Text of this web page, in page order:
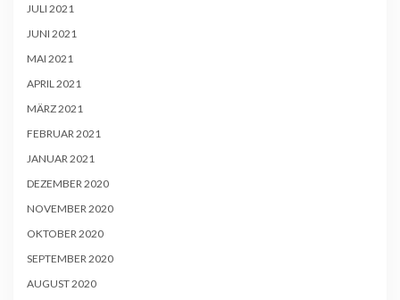
JULI 2021
JUNI 2021
MAI 2021
APRIL 2021
MÄRZ 2021
FEBRUAR 2021
JANUAR 2021
DEZEMBER 2020
NOVEMBER 2020
OKTOBER 2020
SEPTEMBER 2020
AUGUST 2020